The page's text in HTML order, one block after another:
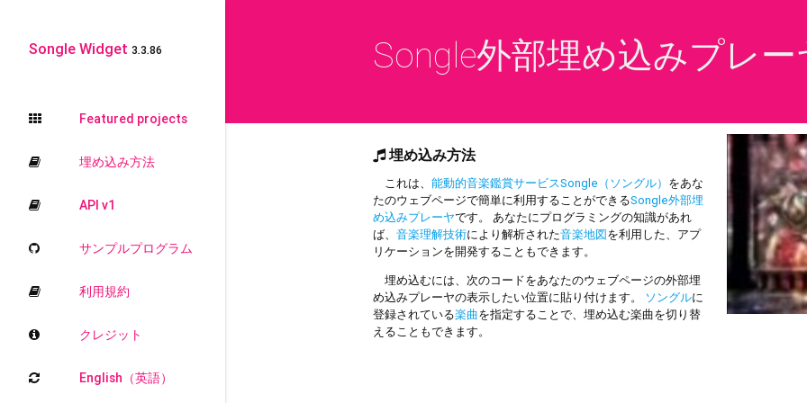
Songle Widget 3.3.86
Featured projects
埋め込み方法
API v1
サンプルプログラム
利用規約
クレジット
English（英語）
Songle外部埋め込みプレー
埋め込み方法
これは、能動的音楽鑑賞サービスSongle（ソングル） をあな
たのウェブページで簡単に利用することができるSongle外部埋
め込みプレーヤです。 あなたにプログラミングの知識があれ
ば、音楽理解技術により解析された音楽地図を利用した、アプ
リケーションを開発することもできます。
埋め込むには、次のコードをあなたのウェブページの外部埋
め込みプレーヤの表示したい位置に貼り付けます。
ソングルに
登録されている楽曲を指定することで、埋め込む楽曲を切り替
えることもできます。